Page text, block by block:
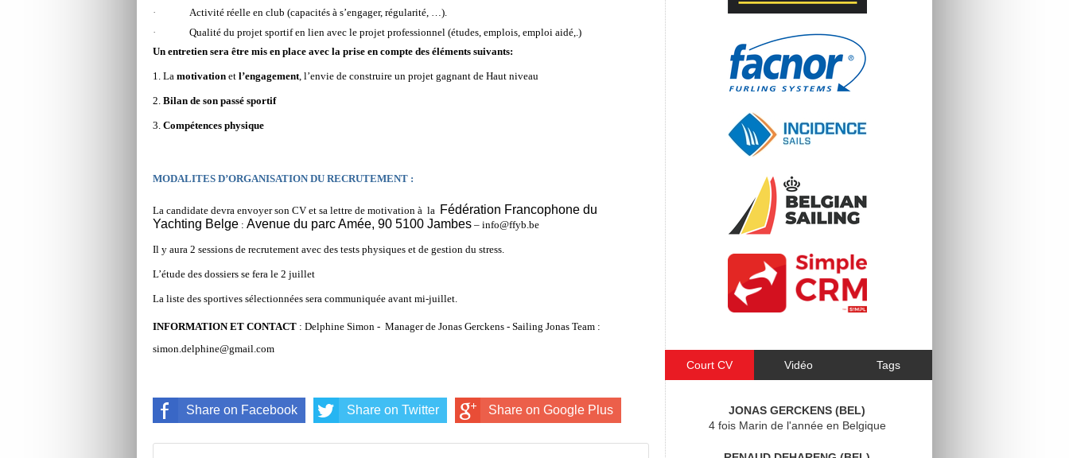
·
Activité réelle en club (capacités à s’engager, régularité, …).
·
Qualité du projet sportif en lien avec le projet professionnel (études, emplois, emploi aidé,.)
Un entretien sera être mis en place avec la prise en compte des éléments suivants:
1. La motivation et l’engagement, l’envie de construire un projet gagnant de Haut niveau
2. Bilan de son passé sportif
3. Compétences physique
MODALITES D’ORGANISATION DU RECRUTEMENT :
La candidate devra envoyer son CV et sa lettre de motivation à la Fédération Francophone du
Yachting Belge : Avenue du parc Amée, 90 5100 Jambes – info@ffyb.be
Il y aura 2 sessions de recrutement avec des tests physiques et de gestion du stress.
L’étude des dossiers se fera le 2 juillet
La liste des sportives sélectionnées sera communiquée avant mi-juillet.
INFORMATION ET CONTACT : Delphine Simon - Manager de Jonas Gerckens - Sailing Jonas Team :
simon.delphine@gmail.com
Share on Facebook Share on Twitter Share on Google Plus
Court CV Vidéo Tags
JONAS GERCKENS (BEL)
4 fois Marin de l'année en Belgique